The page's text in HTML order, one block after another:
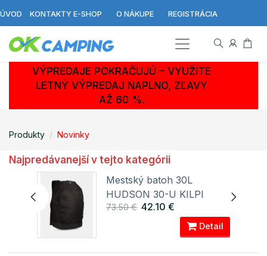
ÚVOD KONTAKTY E-SHOP O NÁKUPE REGISTRÁCIA
VÝPREDAJE POKRAČUJÚ – VYUŽITE
LETNÝ VÝPREDAJ NAPLNO, ZĽAVY
AŽ 60 %.
Produkty Novinky
Najpredávanejší v tejto kategórii
Mestský batoh 30L
HUDSON 30-U KILPI
73.50 € 42.10 €
Detail